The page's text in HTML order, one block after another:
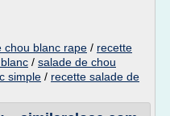
chou blanc rape / recette
/ salade de chou
simple / recette salade de